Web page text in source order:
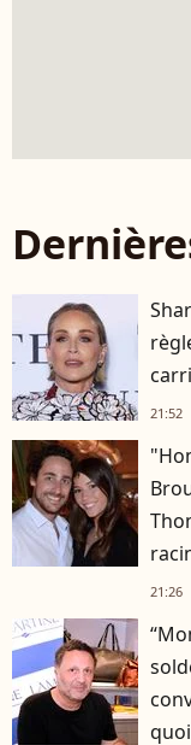
21:52
21:26